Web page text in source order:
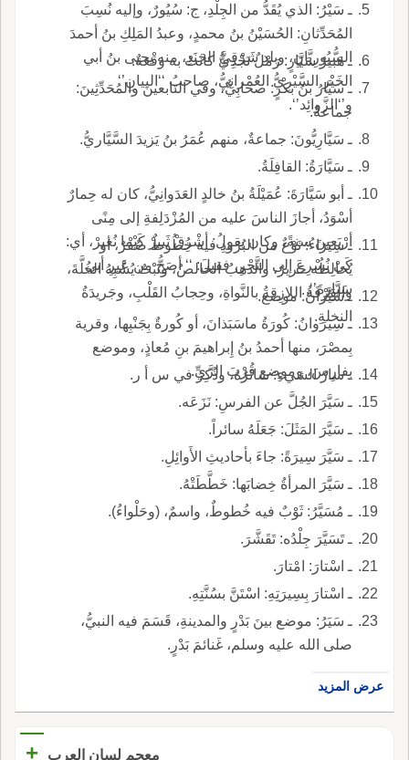
ـ سَيْرُ: الذي يُقَدُّ من الجِلْدِ، ج: سُيُورٌ، وإليه نُسِبَ
المُحَدِّثانِ: الحُسَيْنُ بنُ محمدٍ، وعبدُ المَلِكِ بنُ أحمدَ
السُّيُورِيَّانِ، وبلد شَرْقِيَّ الجَنَدِ، منه يحيى بنُ أبي
الخَيْرِ السَّيْرِيُّ العُمْرانِيُّ، صاحبُ ‘‘البيانِ’‘
و’‘الزَّوائِد’‘.
ـ هَبيرُ سَيَّارٍ: رَمْلٌ نَجْدِيُّ كانتْ به وقْعَةٌ.
ـ سَيَّارُ بنُ بَكْرٍ: صحابِيٌّ، وفي التابعينَ والمُحَدِّثِينَ:
جماعةٌ.
ـ سَيَّارِيُّونَ: جماعةٌ، منهم عُمَرُ بنُ يَزيدَ السَّيَّاريُّ.
ـ سَيَّارَةُ: القافِلَةُ.
ـ أبو سَيَّارَةَ: عُمَيْلَةُ بنُ خالدٍ العَدَوانِيُّ، كان له حِمارٌ
أسْوَدُ، أجازَ الناسَ عليه من المُزْدَلِفةِ إلى مِنًى
أرْبَعينَ سنةً، وكان يقولُ: أشْرِقْ ثَبيرْ كَيْما نُغيرْ، أي:
كَيْ نُسْرِعَ إلى النَّحْرِ، فقيلَ: ‘‘ أصَحُّ من عَيرِ أبي
سَيَّارَةَ’‘.
ـ سِيَرَاءُ: نَوْعٌ من البُرُودِ فيه خُطُوطٌ صُفْرٌ، أو
يُخالِطُه حَريرٌ، والذهبُ الخالصُ، ونَبْتٌ يُشْبِهُ الخُلَّةَ،
والقِرْفَةُ اللازِقةُ بالنَّواةِ، وحِجابُ القَلْبِ، وجَريدَةُ
النخلةِ.
ـ سَيِّرانُ: موضع.
ـ سِيرَوانُ: كُورَةُ ماسَبَذانَ، أو كُورةٌ بِجَنْبِها، وقرية
بِمصْرَ، منها أحمدُ بنُ إِبراهيمَ بنِ مُعاذٍ، وموضع
بفارِسَ، وموضع قُرْبَ الرَّيِّ.
ـ سارُ الشيءِ: سائرُهُ، وذُكِرَ في س أ ر.
ـ سَيَّرَ الجُلَّ عن الفرسِ: نَزَعَه.
ـ سَيَّرَ المَثَلَ: جَعَلَهُ سائراً.
ـ سَيَّرَ سِيرَةً: جاءَ بأحاديثِ الأَوائِلِ.
ـ سَيَّرَ المرأةُ خِضابَها: خَطَّطَتْهُ.
ـ مُسَيَّرُ: ثَوْبٌ فيه خُطوطٌ، واسمٌ، (وحَلْواءُ).
ـ تَسَيَّرَ جِلْدُه: تَقَشَّرَ.
ـ اسْتارَ: امْتارَ.
ـ اسْتارَ بِسِيرَتِهِ: اسْتَنَّ بسُنَّتِهِ.
ـ سَيَرُ: موضع بينَ بَدْرٍ والمدينةِ، قَسَمَ فيه النبيُّ،
صلى الله عليه وسلم، غَنائمَ بَدْرٍ.
عرض المزيد
معجم لسان العرب +